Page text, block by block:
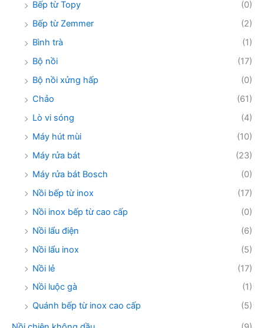
Bếp từ Topy
(0)
Bếp từ Zemmer
(2)
Bình trà
(1)
Bộ nồi
(17)
Bộ nồi xửng hấp
(0)
Chảo
(61)
Lò vi sóng
(4)
Máy hút mùi
(10)
Máy rửa bát
(23)
Máy rửa bát Bosch
(0)
Nồi bếp từ inox
(17)
Nồi inox bếp từ cao cấp
(0)
Nồi lẩu điện
(6)
Nồi lẩu inox
(5)
Nồi lẻ
(17)
Nồi luộc gà
(1)
Quánh bếp từ inox cao cấp
(5)